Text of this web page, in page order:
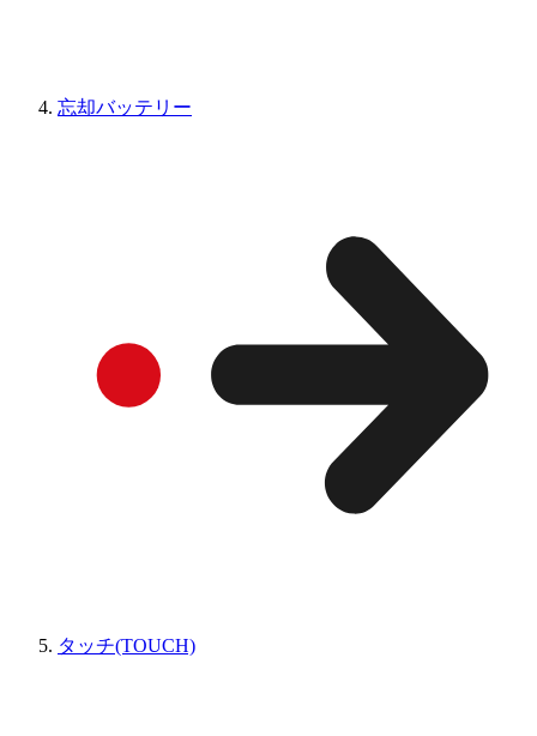
忘却バッテリー
タッチ(TOUCH)